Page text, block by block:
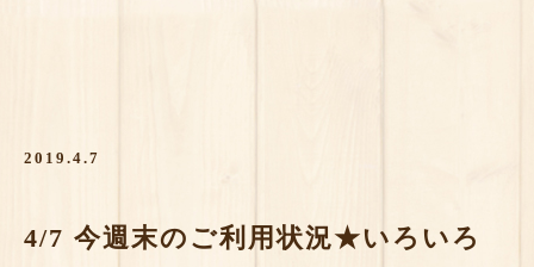
2019.4.7
4/7 今週末のご利用状況★いろいろ